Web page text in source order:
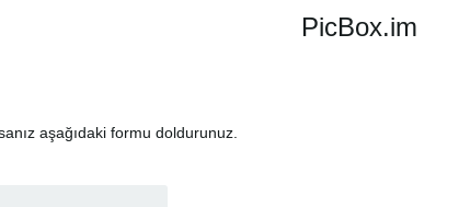
PicBox.im
aşağıdaki formu doldurunuz.